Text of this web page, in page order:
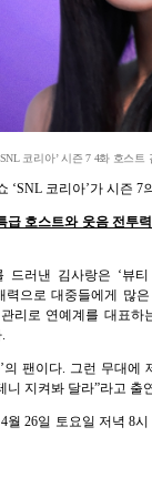
코리아’ 시즌 7 4화 호스트
코리아’가 시즌
호스트와 웃음 전투
러낸 김사랑은 ‘뷰
으로 대중들에게 많
로 연예계를 대표하
팬이다. 그런 무대
지켜봐 달라”라고 출
26일 토요일 저녁 8